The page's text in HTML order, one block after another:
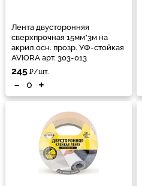
Лента двусторонняя
сверхпрочная 15мм*3м на
акрил.осн. прозр. УФ-стойкая
AVIORA арт. 303-013
245 ₽/шт.
- +